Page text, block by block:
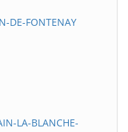
DE-FONTENAY
LA-BLANCHE-